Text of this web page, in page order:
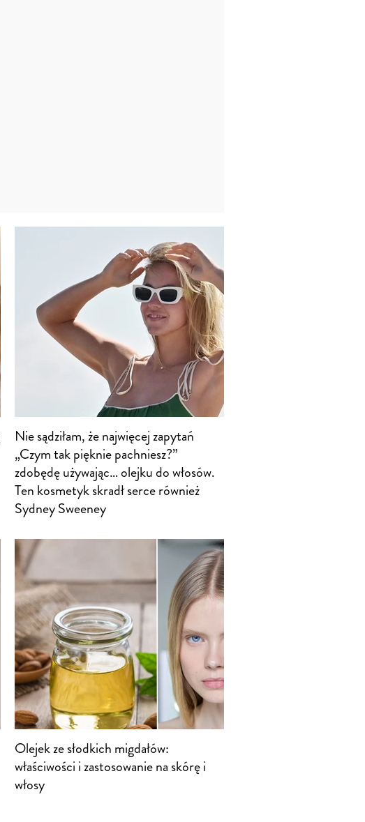
Nie sądziłam, że najwięcej zapytań
„Czym tak pięknie pachniesz?”
zdobędę używając… olejku do włosów.
Ten kosmetyk skradł serce również
Sydney Sweeney
Olejek ze słodkich migdałów:
właściwości i zastosowanie na skórę i
włosy